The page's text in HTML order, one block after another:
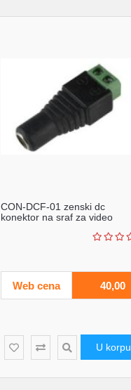
CON-DCF-01 zenski dc
konektor na sraf za video
Web cena 40,00
U korpu